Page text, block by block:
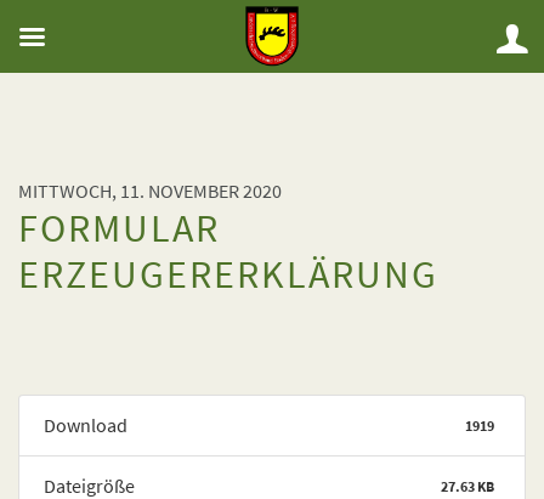
MITTWOCH, 11. NOVEMBER 2020
FORMULAR
ERZEUGERERKLÄRUNG
Download 1919
Dateigröße 27.63 KB